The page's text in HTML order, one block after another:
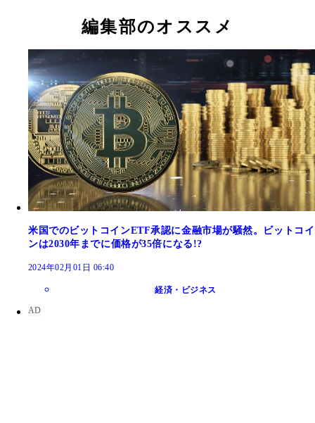
編集部のオススメ
米国でのビットコインETF承認に金融市場が騒然。ビットコイ
ンは2030年までに価格が35倍になる!?
2024年02月01日 06:40
経済・ビジネス